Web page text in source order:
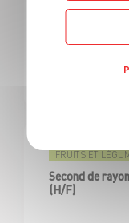
Second de
Clichy
FRUITS ET
Second de
(H/F)